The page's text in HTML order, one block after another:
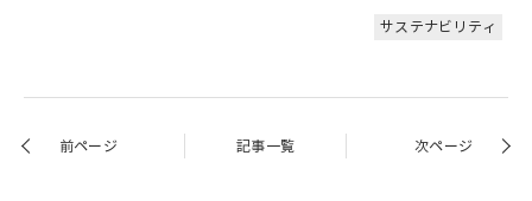
サステナビリティ
前ページ 記事一覧 次ページ